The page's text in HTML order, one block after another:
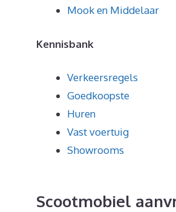
Mook en Middelaar
Kennisbank
Verkeersregels
Goedkoopste
Huren
Vast voertuig
Showrooms
Scootmobiel